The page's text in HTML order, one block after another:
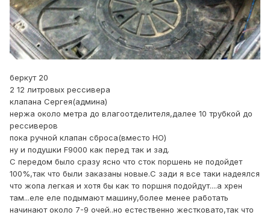
беркут 20
2 12 литровых рессивера
клапана Сергея(админа)
нержа около метра до влагоотделителя,далее 10 трубкой до
рессиверов
пока ручной клапан сброса(вместо НО)
ну и подушки F9000 как перед так и зад.
С передом было сразу ясно что сток поршень не подойдет
100%,так что были заказаны новые.С зади я все таки надеялся
что жопа легкая и хотя бы как то поршня подойдут....а хрен
там...еле еле подымают машину,более менее работать
начинают около 7-9 очей..но естественно жестковато,так что